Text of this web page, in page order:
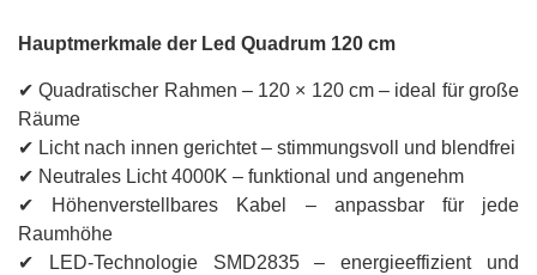
Hauptmerkmale der Led Quadrum 120 cm
✔ Quadratischer Rahmen – 120 × 120 cm – ideal für große
Räume
✔ Licht nach innen gerichtet – stimmungsvoll und blendfrei
✔ Neutrales Licht 4000K – funktional und angenehm
✔ Höhenverstellbares Kabel – anpassbar für jede
Raumhöhe
✔ LED-Technologie SMD2835 – energieeffizient und